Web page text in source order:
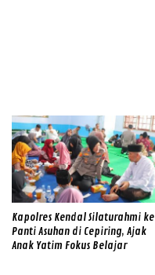
Kapolres Kendal Silaturahmi ke
Panti Asuhan di Cepiring, Ajak
Anak Yatim Fokus Belajar